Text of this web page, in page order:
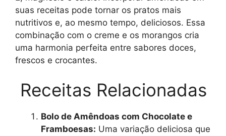
suas receitas pode tornar os pratos mais
nutritivos e, ao mesmo tempo, deliciosos. Essa
combinação com o creme e os morangos cria
uma harmonia perfeita entre sabores doces,
frescos e crocantes.
Receitas Relacionadas
Bolo de Amêndoas com Chocolate e
Framboesas: Uma variação deliciosa que